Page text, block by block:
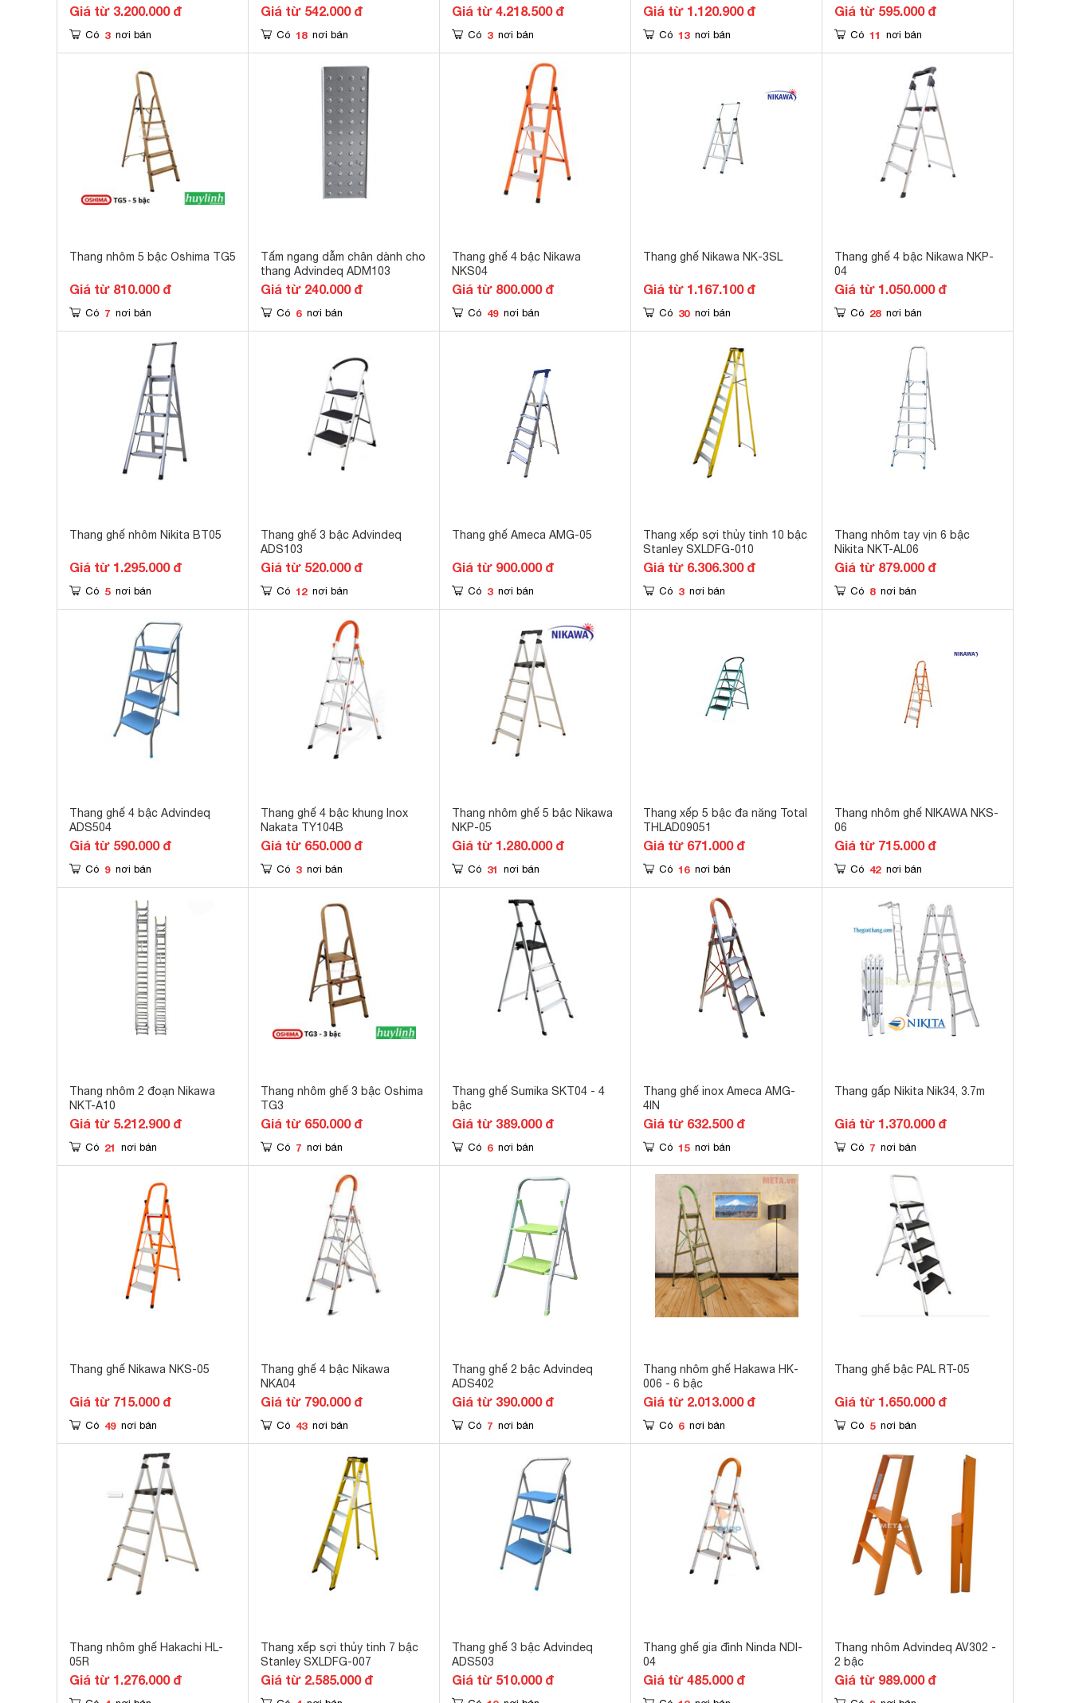
Ladder
Giá từ 3.200.000 đ
Có 3 nơi bán
Giá từ 542.000 đ
Có 18 nơi bán
Giá từ 4.218.500 đ
Có 3 nơi bán
Giá từ 1.120.900 đ
Có 13 nơi bán
Giá từ 595.000 đ
Có 11 nơi bán
Thang nhô​m 5 bậc Oshima TG5
Giá từ 810.000 đ
Có 7 nơi bán
Tấm ngang dẫm chân dành cho
thang Advindeq ADM103
Giá từ 240.000 đ
Có 6 nơi bán
Thang ghế 4 bậc Nikawa
NKS04
Giá từ 800.000 đ
Có 49 nơi bán
Thang ghế Nikawa NK-3SL
Giá từ 1.167.100 đ
Có 30 nơi bán
Thang ghế 4 bậc Nikawa NKP-
04
Giá từ 1.050.000 đ
Có 28 nơi bán
Thang ghế nhôm Nikita BT05
Giá từ 1.295.000 đ
Có 5 nơi bán
Thang ghế 3 bậc Advindeq
ADS103
Giá từ 520.000 đ
Có 12 nơi bán
Thang ghế Ameca AMG-05
Giá từ 900.000 đ
Có 3 nơi bán
Thang xếp sợi thủy tinh 10 bậc
Stanley SXLDFG-010
Giá từ 6.306.300 đ
Có 3 nơi bán
Thang nhôm tay vịn 6 bậc
Nikita NKT-AL06
Giá từ 879.000 đ
Có 8 nơi bán
Thang ghế 4 bậc Advindeq
ADS504
Giá từ 590.000 đ
Có 9 nơi bán
Thang ghế 4 bậc khung Inox
Nakata TY104B
Giá từ 650.000 đ
Có 3 nơi bán
Thang nhôm ghế 5 bậc Nikawa
NKP-05
Giá từ 1.280.000 đ
Có 31 nơi bán
Thang xếp 5 bậc đa năng Total
THLAD09051
Giá từ 671.000 đ
Có 16 nơi bán
Thang nhôm ghế NIKAWA NKS-
06
Giá từ 715.000 đ
Có 42 nơi bán
Thang nhôm 2 đoạn Nikawa
NKT-A10
Giá từ 5.212.900 đ
Có 21 nơi bán
Thang nhôm ghế 3 bậc Oshima
TG3
Giá từ 650.000 đ
Có 7 nơi bán
Thang ghế Sumika SKT04 - 4
bậc
Giá từ 389.000 đ
Có 6 nơi bán
Thang ghế inox Ameca AMG-
4IN
Giá từ 632.500 đ
Có 15 nơi bán
Thang gấp Nikita Nik34, 3.7m
Giá từ 1.370.000 đ
Có 7 nơi bán
Thang ghế Nikawa NKS-05
Giá từ 715.000 đ
Có 49 nơi bán
Thang ghế 4 bậc Nikawa
NKA04
Giá từ 790.000 đ
Có 43 nơi bán
Thang ghế 2 bậc Advindeq
ADS402
Giá từ 390.000 đ
Có 7 nơi bán
Thang nhôm ghế Hakawa HK-
006 - 6 bậc
Giá từ 2.013.000 đ
Có 6 nơi bán
Thang ghế bậc PAL RT-05
Giá từ 1.650.000 đ
Có 5 nơi bán
Thang nhôm ghế Hakachi HL-
05R
Giá từ 1.276.000 đ
Thang xếp sợi thủy tinh 7 bậc
Stanley SXLDFG-007
Giá từ 2.585.000 đ
Thang ghế 3 bậc Advindeq
ADS503
Giá từ 510.000 đ
Thang ghế gia đình Ninda NDI-
04
Giá từ 485.000 đ
Thang nhôm Advindeq AV302 -
2 bậc
Giá từ 989.000 đ